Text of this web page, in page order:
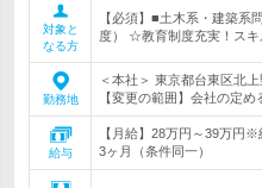
対象と
なる方
【必須】■土木系・建築系
度） ☆教育制度充実！スキ
勤務地
＜本社＞ 東京都台東区北
【変更の範囲】会社の定め
給与
【月給】28万円～39万円
3ヶ月（条件同一）